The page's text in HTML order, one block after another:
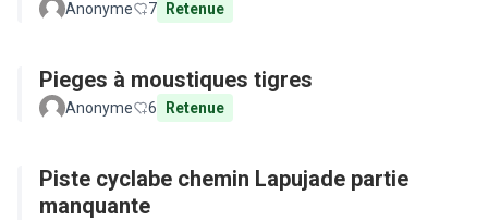
Anonyme 7 Retenue
Pieges à moustiques tigres
Anonyme 6 Retenue
Piste cyclabe chemin Lapujade partie
manquante